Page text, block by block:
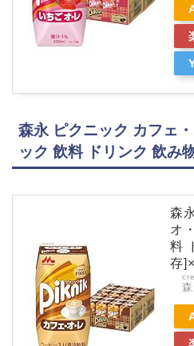
森永 ピクニック カフェ
ック 飲料 ドリンク 飲み
森
オ
料
存